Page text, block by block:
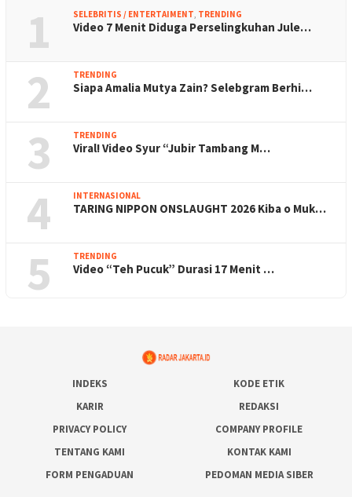
1 SELEBRITIS / ENTERTAIMENT, TRENDING
Video 7 Menit Diduga Perselingkuhan Jule…
2 TRENDING
Siapa Amalia Mutya Zain? Selebgram Berhi…
3 TRENDING
Viral! Video Syur “Jubir Tambang M…
4 INTERNASIONAL
TARING NIPPON ONSLAUGHT 2026 Kiba o Muk…
5 TRENDING
Video “Teh Pucuk” Durasi 17 Menit …
INDEKS
KODE ETIK
KARIR
REDAKSI
PRIVACY POLICY
COMPANY PROFILE
TENTANG KAMI
KONTAK KAMI
FORM PENGADUAN
PEDOMAN MEDIA SIBER